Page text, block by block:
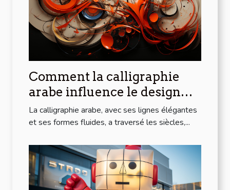
Comment la calligraphie
arabe influence le design
moderne
La calligraphie arabe, avec ses lignes élégantes
et ses formes fluides, a traversé les siècles,...